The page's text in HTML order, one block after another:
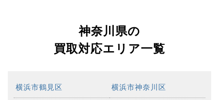
神奈川県の
買取対応エリア一覧
横浜市鶴見区 横浜市神奈川区